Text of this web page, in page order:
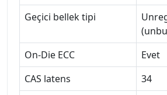
Geçici bellek tipi
On-Die ECC
Evet
CAS latens
34